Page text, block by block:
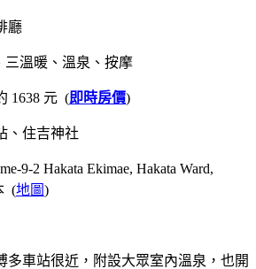
廳
三溫暖、溫泉、按摩
1638 元 (即時房價)
、住吉神社
9-2 Hakata Ekimae, Hakata Ward,
(地圖)
多車站很近，附設大眾室內溫泉，也開